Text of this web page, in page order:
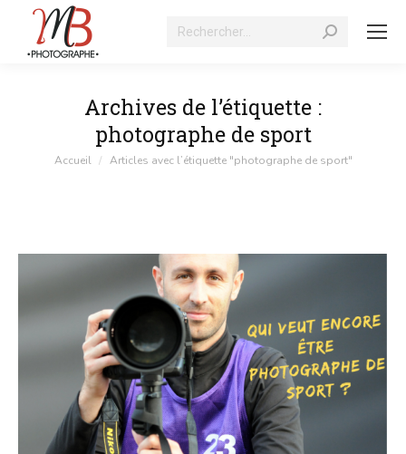
Recherche
Archives de l’étiquette :
photographe de sport
Vous êtes ici :
Accueil Articles avec l’étiquette "photographe de sport"